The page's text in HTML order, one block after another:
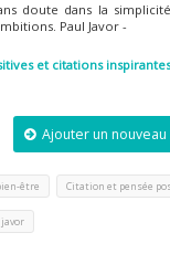
doute dans la
Paul Javor -
et citations
Ajouter un
être Citation et pensée